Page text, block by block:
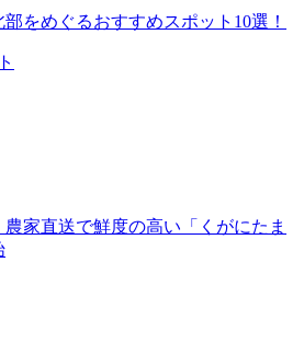
をめぐるおすすめスポット10選！
家直送で鮮度の高い「くがにたま